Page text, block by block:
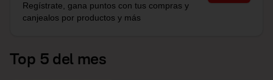
Regístrate, gana puntos con tus compras y
canjealos por productos y más
Top 5 del mes